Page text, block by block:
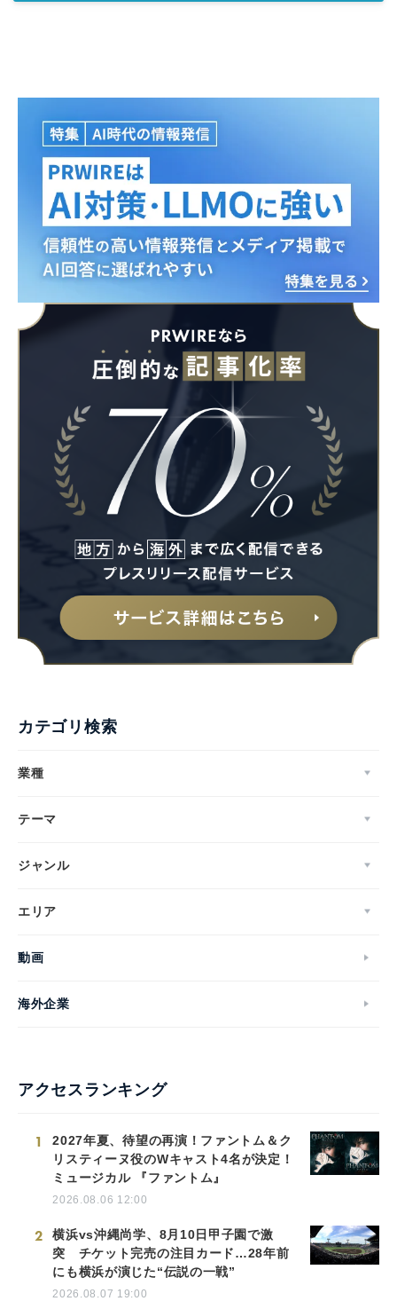
カテゴリ検索
業種
テーマ
ジャンル
エリア
動画
海外企業
アクセスランキング
1
2027年夏、待望の再演！ファントム＆ク
リスティーヌ役のWキャスト4名が決定！
ミュージカル 『ファントム』
2026.08.06 12:00
2
横浜vs沖縄尚学、8月10日甲子園で激
突 チケット完売の注目カード…28年前
にも横浜が演じた“伝説の一戦”
2026.08.07 19:00